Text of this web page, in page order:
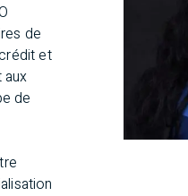
de
et
aux
de